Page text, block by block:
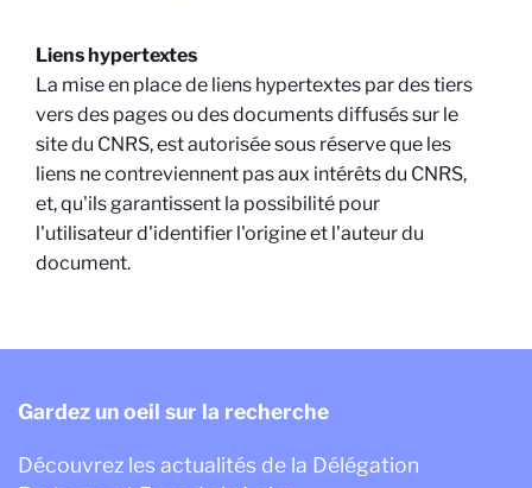
Liens hypertextes
La mise en place de liens hypertextes par des tiers
vers des pages ou des documents diffusés sur le
site du CNRS, est autorisée sous réserve que les
liens ne contreviennent pas aux intérêts du CNRS,
et, qu'ils garantissent la possibilité pour
l'utilisateur d'identifier l'origine et l'auteur du
document.
Gardez un oeil sur la recherche
Découvrez les actualités de la Délégation